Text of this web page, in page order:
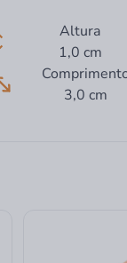
Altura
1,0 cm
3,0 cm